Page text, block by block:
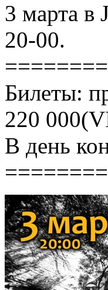
3 марта в
20-00.
Билеты:
220
В день